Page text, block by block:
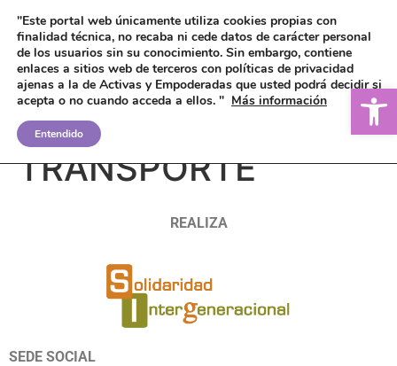
AYUDAS AL
TRANSPORTE
REALIZA
SEDE SOCIAL
"Este portal web únicamente utiliza cookies propias con
finalidad técnica, no recaba ni cede datos de carácter personal
de los usuarios sin su conocimiento. Sin embargo, contiene
enlaces a sitios web de terceros con políticas de privacidad
ajenas a la de Activas y Empoderadas que usted podrá decidir si
acepta o no cuando acceda a ellos. " Más información
Entendido